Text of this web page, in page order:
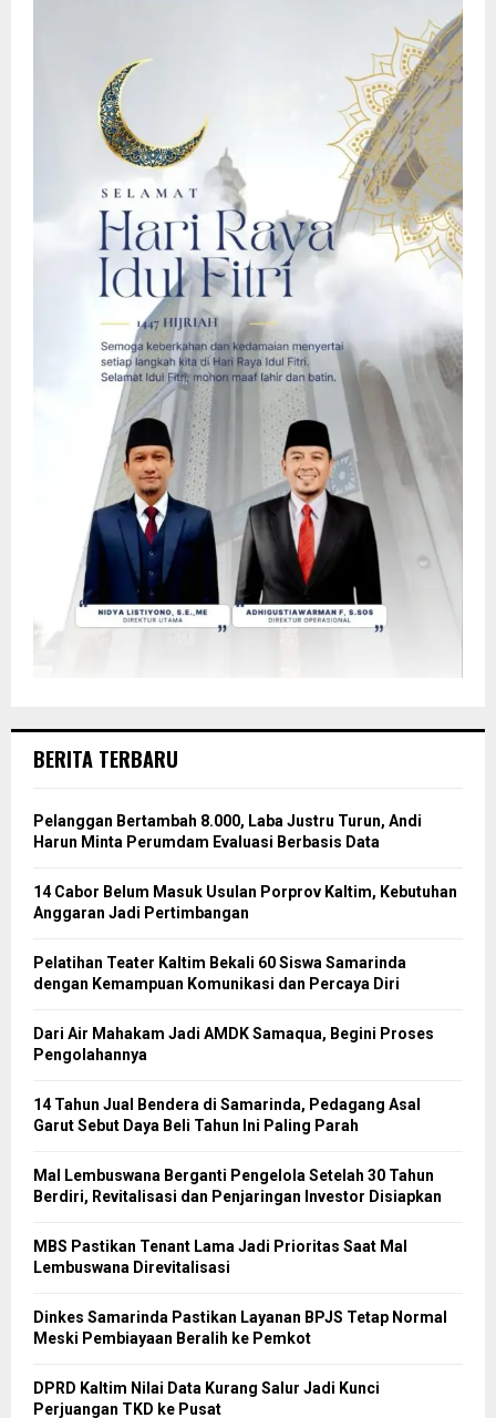
BERITA TERBARU
Pelanggan Bertambah 8.000, Laba Justru Turun, Andi
Harun Minta Perumdam Evaluasi Berbasis Data
14 Cabor Belum Masuk Usulan Porprov Kaltim, Kebutuhan
Anggaran Jadi Pertimbangan
Pelatihan Teater Kaltim Bekali 60 Siswa Samarinda
dengan Kemampuan Komunikasi dan Percaya Diri
Dari Air Mahakam Jadi AMDK Samaqua, Begini Proses
Pengolahannya
14 Tahun Jual Bendera di Samarinda, Pedagang Asal
Garut Sebut Daya Beli Tahun Ini Paling Parah
Mal Lembuswana Berganti Pengelola Setelah 30 Tahun
Berdiri, Revitalisasi dan Penjaringan Investor Disiapkan
MBS Pastikan Tenant Lama Jadi Prioritas Saat Mal
Lembuswana Direvitalisasi
Dinkes Samarinda Pastikan Layanan BPJS Tetap Normal
Meski Pembiayaan Beralih ke Pemkot
DPRD Kaltim Nilai Data Kurang Salur Jadi Kunci
Perjuangan TKD ke Pusat